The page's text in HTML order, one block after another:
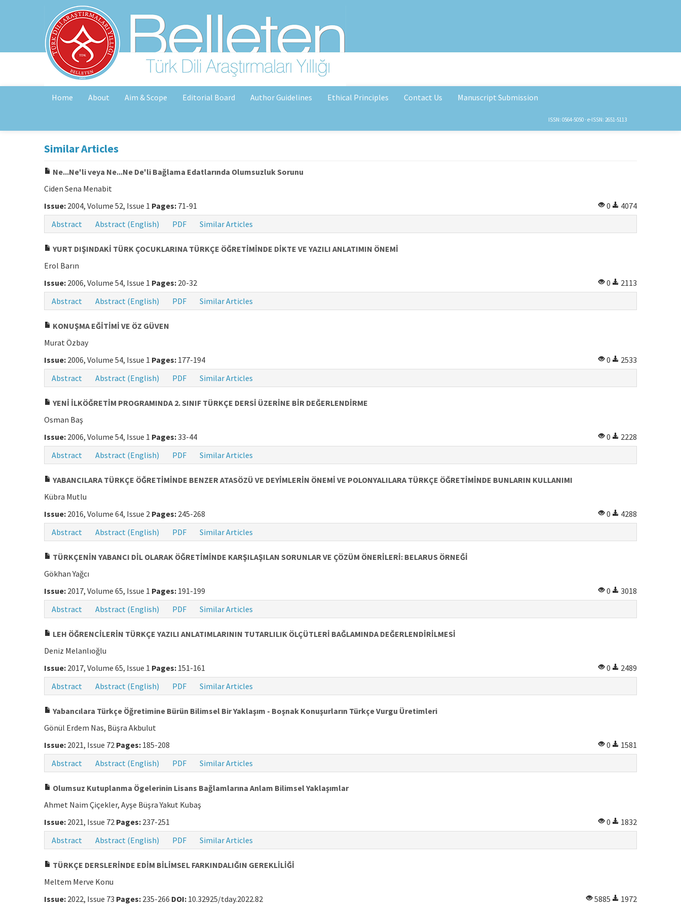
Home About Aim & Scope Editorial Board Author Guidelines Ethical Principles Contact Us Manuscript Submission
ISSN: 0564-5050 · e-ISSN: 2651-5113
Similar Articles
Ne...Ne'li veya Ne...Ne De'li Bağlama Edatlarında Olumsuzluk Sorunu
Ciden Sena Menabit
Issue: 2004, Volume 52, Issue 1 Pages: 71-91 0
4074
Abstract
Abstract (English) PDF Similar Articles
YURT DIŞINDAKİ TÜRK ÇOCUKLARINA TÜRKÇE ÖĞRETİMİNDE DİKTE VE YAZILI ANLATIMIN ÖNEMİ
Erol Barın
Issue: 2006, Volume 54, Issue 1 Pages: 20-32 0
2113
Abstract
Abstract (English) PDF Similar Articles
KONUŞMA EĞİTİMİ VE ÖZ GÜVEN
Murat Özbay
Issue: 2006, Volume 54, Issue 1 Pages: 177-194 0
2533
Abstract
Abstract (English) PDF Similar Articles
YENİ İLKÖĞRETİM PROGRAMINDA 2. SINIF TÜRKÇE DERSİ ÜZERİNE BİR DEĞERLENDİRME
Osman Baş
Issue: 2006, Volume 54, Issue 1 Pages:33-44 0
2228
Abstract
Abstract (English) PDF Similar Articles
YABANCILARA TÜRKÇE ÖĞRETİMİNDE BENZER ATASÖZÜ VE DEYİMLERİN ÖNEMİ VE POLONYALILARA TÜRKÇE ÖĞRETİMİNDE BUNLARIN KULLANIMI
Kübra Mutlu
Issue: 2016, Volume 64, Issue 2 Pages: 245-268 0
4288
Abstract
Abstract (English) PDF Similar Articles
TÜRKÇENİN YABANCI DİL OLARAK ÖĞRETİMİNDE KARŞILAŞILAN SORUNLAR VE ÇÖZÜM ÖNERİLERİ: BELARUS ÖRNEĞİ
Gökhan Yağcı
Issue: 2017, Volume 65, Issue 1 Pages: 191-199 0
3018
Abstract
Abstract (English) PDF Similar Articles
LEH ÖĞRENCİLERİN TÜRKÇE YAZILI ANLATIMLARININ TUTARLILIK ÖLÇÜTLERİ BAĞLAMINDA DEĞERLENDİRİLMESİ
Deniz Melanlıoğlu
Issue: 2017, Volume 65, Issue 1 Pages: 151-161 0
2489
Abstract
Abstract (English) PDF Similar Articles
Yabancılara Türkçe Öğretimine Bürün Bilimsel Bir Yaklaşım - Boşnak Konuşurların Türkçe Vurgu Üretimleri
Gönül Erdem Nas, Büşra Akbulut
Issue: 2021, Issue 72 Pages: 185-208 0
1581
Abstract
Abstract (English) PDF Similar Articles
Olumsuz Kutuplanma Ögelerinin Lisans Bağlamlarına Anlam Bilimsel Yaklaşımlar
Ahmet Naim Çiçekler, Ayşe Büşra Yakut Kubaş
Issue: 2021, Issue 72 Pages: 237-251 0
1832
Abstract
Abstract (English) PDF Similar Articles
TÜRKÇE DERSLERİNDE EDİM BİLİMSEL FARKINDALIĞIN GEREKLİLİĞİ
Meltem Merve Konu
Issue: 2022, Issue 73 Pages: 235-266 DOI: 10.32925/tday.2022.82 5885 1972